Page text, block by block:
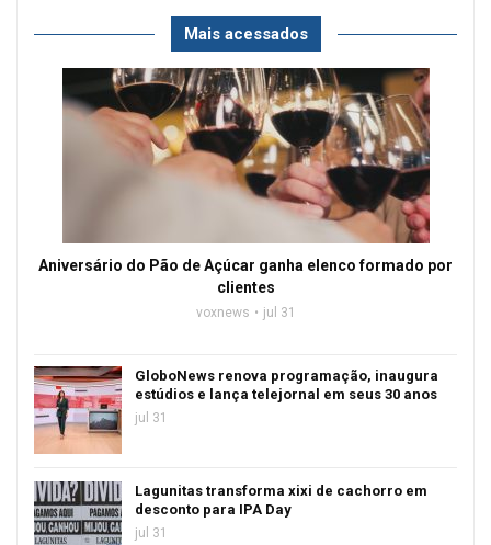
Mais acessados
Aniversário do Pão de Açúcar ganha elenco formado por
clientes
voxnews jul 31
GloboNews renova programação, inaugura
estúdios e lança telejornal em seus 30 anos
jul 31
Lagunitas transforma xixi de cachorro em
desconto para IPA Day
jul 31